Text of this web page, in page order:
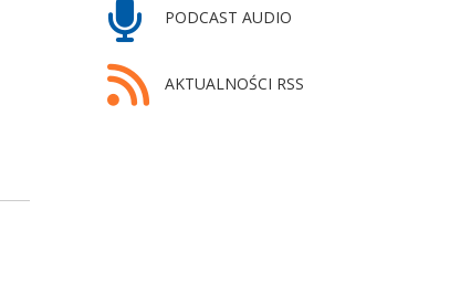
PODCAST AUDIO
AKTUALNOŚCI RSS